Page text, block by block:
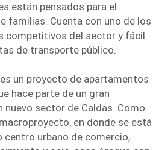
están pensados para el
familias. Cuenta con uno de los
competitivos del sector y fácil
de transporte público.
un proyecto de apartamentos
hace parte de un gran
nuevo sector de Caldas. Como
en donde se está
centro urbano de comercio,